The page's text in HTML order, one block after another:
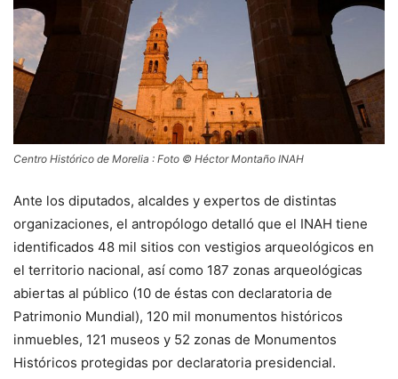
Centro Histórico de Morelia : Foto © Héctor Montaño INAH
Ante los diputados, alcaldes y expertos de distintas
organizaciones, el antropólogo detalló que el INAH tiene
identificados 48 mil sitios con vestigios arqueológicos en
el territorio nacional, así como 187 zonas arqueológicas
abiertas al público (10 de éstas con declaratoria de
Patrimonio Mundial), 120 mil monumentos históricos
inmuebles, 121 museos y 52 zonas de Monumentos
Históricos protegidas por declaratoria presidencial.